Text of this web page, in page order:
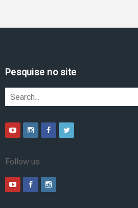
Pesquise no site
Follow us